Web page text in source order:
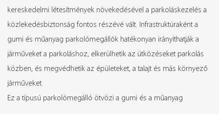
kereskedelmi létesítmények növekedésével a parkoláskezelés a
közlekedésbiztonság fontos részévé vált. Infrastruktúraként a
gumi és műanyag parkolómegállók hatékonyan irányíthatják a
járműveket a parkoláshoz, elkerülhetik az ütközéseket parkolás
közben, és megvédhetik az épületeket, a talajt és más környező
járműveket.
Ez a típusú parkolómegálló ötvözi a gumi és a műanyag